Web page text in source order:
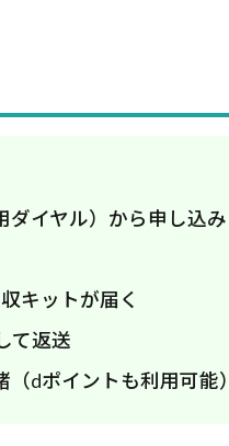
ダイヤル）から申し込み
キットが届く
て返送
dポイントも利用可能）